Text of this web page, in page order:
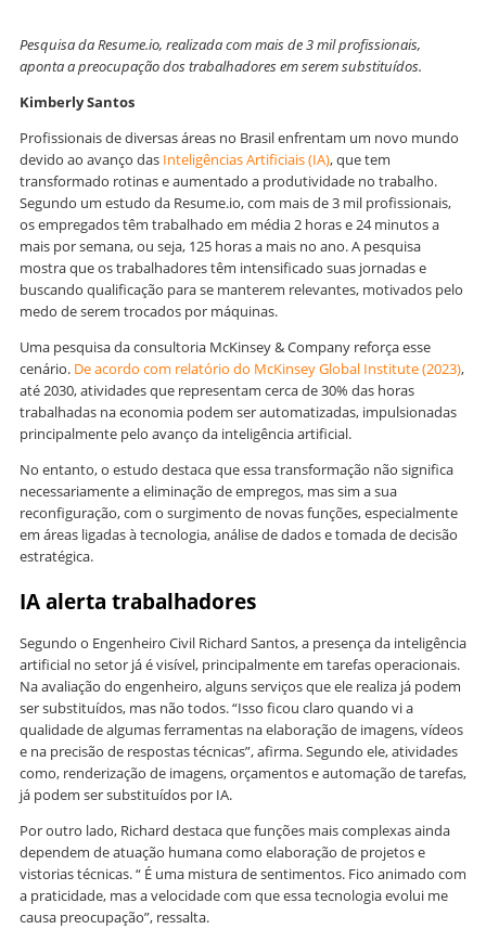
Pesquisa da Resume.io, realizada com mais de 3 mil profissionais,
aponta a preocupação dos trabalhadores em serem substituídos.
Kimberly Santos
Profissionais de diversas áreas no Brasil enfrentam um novo mundo
devido ao avanço das Inteligências Artificiais (IA), que tem
transformado rotinas e aumentado a produtividade no trabalho.
Segundo um estudo da Resume.io, com mais de 3 mil profissionais,
os empregados têm trabalhado em média 2 horas e 24 minutos a
mais por semana, ou seja, 125 horas a mais no ano. A pesquisa
mostra que os trabalhadores têm intensificado suas jornadas e
buscando qualificação para se manterem relevantes, motivados pelo
medo de serem trocados por máquinas.
Uma pesquisa da consultoria McKinsey & Company reforça esse
cenário. De acordo com relatório do McKinsey Global Institute (2023),
até 2030, atividades que representam cerca de 30% das horas
trabalhadas na economia podem ser automatizadas, impulsionadas
principalmente pelo avanço da inteligência artificial.
No entanto, o estudo destaca que essa transformação não significa
necessariamente a eliminação de empregos, mas sim a sua
reconfiguração, com o surgimento de novas funções, especialmente
em áreas ligadas à tecnologia, análise de dados e tomada de decisão
estratégica.
IA alerta trabalhadores
Segundo o Engenheiro Civil Richard Santos, a presença da inteligência
artificial no setor já é visível, principalmente em tarefas operacionais.
Na avaliação do engenheiro, alguns serviços que ele realiza já podem
ser substituídos, mas não todos. “Isso ficou claro quando vi a
qualidade de algumas ferramentas na elaboração de imagens, vídeos
e na precisão de respostas técnicas”, afirma. Segundo ele, atividades
como, renderização de imagens, orçamentos e automação de tarefas,
já podem ser substituídos por IA.
Por outro lado, Richard destaca que funções mais complexas ainda
dependem de atuação humana como elaboração de projetos e
vistorias técnicas. “ É uma mistura de sentimentos. Fico animado com
a praticidade, mas a velocidade com que essa tecnologia evolui me
causa preocupação”, ressalta.